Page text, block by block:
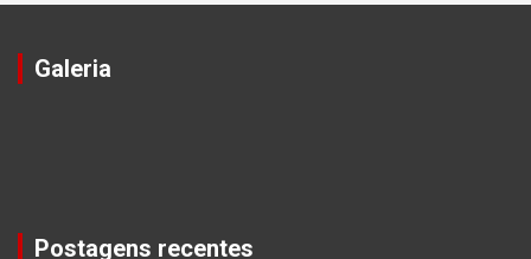
Galeria
Postagens recentes